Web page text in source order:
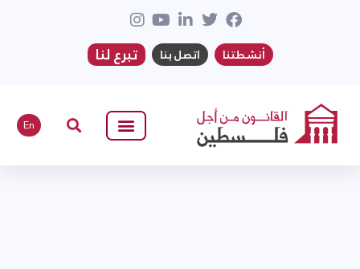
أنشطتنا اتصل بنا تبرع لنا
En